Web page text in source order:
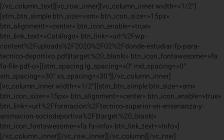
[/vc_column_text][vc_row_inner][vc_column_inner width=»1/2″]
[stm_btn_simple btn_size=»sm» btn_icon_size=»15px»
btn_alignment=»center» btn_icon_enable=»true»
btn_link_text=»Catálogo» btn_link=»url:%2Fwp-
content%2Fuploads%2F2020%2F02%2Fdonde-estudiar-fp-para-
tecnico-deportivo.pdf||target:%20_blank|» btn_icon_fontawesome=»fa
fa-file-pdf-o»][stm_spacing lg_spacing=»0″ md_spacing=»0″
sm_spacing=»30″ xs_spacing=»30″][/vc_column_inner]
[vc_column_inner width=»1/2″][stm_btn_simple btn_size=»sm»
btn_icon_size=»15px» btn_alignment=»center» btn_icon_enable=»true»
btn_link=»url:%2Fformacion%2Ftecnico-superior-en-ensenanza-y-
animacion-sociodeportiva%2F||target:%20_blank|»
btn_icon_fontawesome=»fa fa-info» btn_link_text=»Info»]
[/vc_column_inner][/vc_row_inner][/vc_column][/vc_row]